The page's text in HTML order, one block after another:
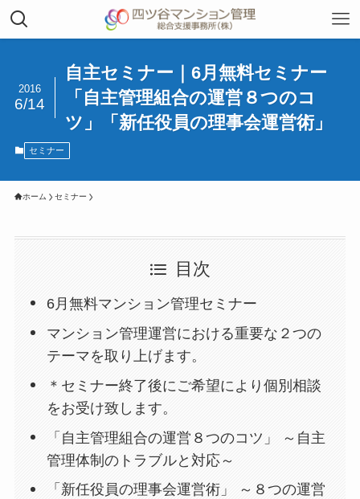
自主セミナー｜6月無料セミナー
「自主管理組合の運営８つのコ
ツ」「新任役員の理事会運営術」
2016
6/14
セミナー
ホーム セミナー
目次
6月無料マンション管理セミナー
マンション管理運営における重要な２つの
テーマを取り上げます。
＊セミナー終了後にご希望により個別相談
をお受け致します。
「自主管理組合の運営８つのコツ」 ～自主
管理体制のトラブルと対応～
「新任役員の理事会運営術」 ～８つの運営